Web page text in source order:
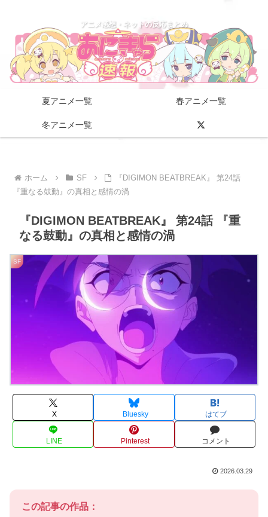
アニメ感想・ネットの反応まとめ
夏アニメ一覧 春アニメ一覧
冬アニメ一覧
ホーム SF
『DIGIMON BEATBREAK』 第24話
『重なる鼓動』の真相と感情の渦
『DIGIMON BEATBREAK』 第24話 『重
なる鼓動』の真相と感情の渦
SF
X Bluesky はてブ
LINE Pinterest コメント
2026.03.29
この記事の作品：